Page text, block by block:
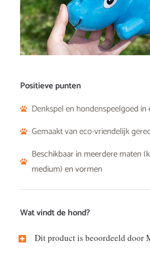
Positieve punten
Denkspel en hondenspeelgoed in
Gemaakt van eco-vriendelijk
Beschikbaar in meerdere maten
medium) en vormen
Wat vindt de hond?
Dit product is beoordeeld door